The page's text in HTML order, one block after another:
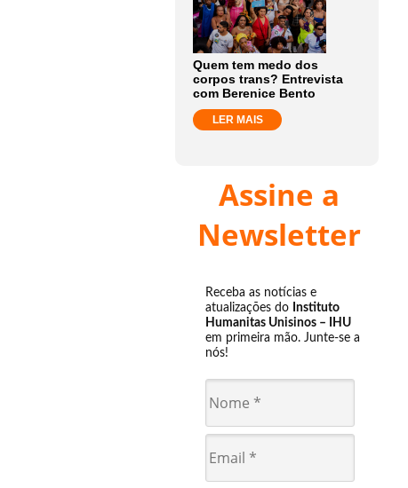
Quem tem medo dos
corpos trans? Entrevista
com Berenice Bento
LER MAIS
Assine a
Newsletter
Receba as notícias e
atualizações do Instituto
Humanitas Unisinos – IHU
em primeira mão. Junte-se a
nós!